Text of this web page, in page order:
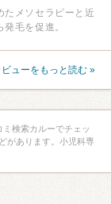
たメソセラピーと近
毛を促進。
ビューをもっと読む »
検索カルーでチェッ
があります。小児科専